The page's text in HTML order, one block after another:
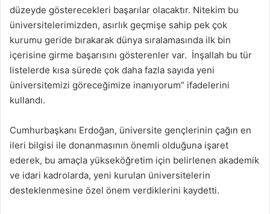
düzeyde gösterecekleri başarılar olacaktır. Nitekim bu
üniversitelerimizden, asırlık geçmişe sahip pek çok
kurumu geride bırakarak dünya sıralamasında ilk bin
içerisine girme başarısını gösterenler var. İnşallah bu tür
listelerde kısa sürede çok daha fazla sayıda yeni
üniversitemizi göreceğimize inanıyorum” ifadelerini
kullandı.
Cumhurbaşkanı Erdoğan, üniversite gençlerinin çağın en
ileri bilgisi ile donanmasının önemli olduğuna işaret
ederek, bu amaçla yükseköğretim için belirlenen akademik
ve idari kadrolarda, yeni kurulan üniversitelerin
desteklenmesine özel önem verdiklerini kaydetti.